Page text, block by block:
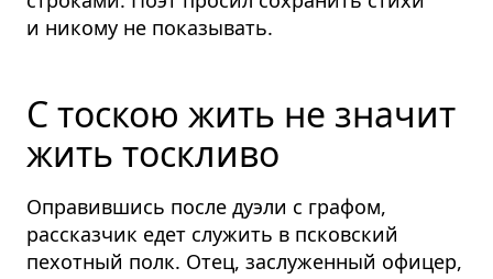
и никому не показывать.
С тоскою жить не значит
жить тоскливо
Оправившись после дуэли с графом,
рассказчик едет служить в псковский
пехотный полк. Отец, заслуженный офицер,